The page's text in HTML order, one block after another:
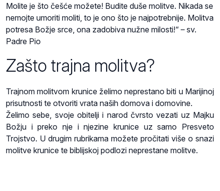
Molite je što češće možete! Budite duše molitve. Nikada se
nemojte umoriti moliti, to je ono što je najpotrebnije. Molitva
potresa Božje srce, ona zadobiva nužne milosti!“ – sv.
Padre Pio
Zašto trajna molitva?
Trajnom molitvom krunice želimo neprestano biti u Marijinoj
prisutnosti te otvoriti vrata naših domova i domovine.
Želimo sebe, svoje obitelji i narod čvrsto vezati uz Majku
Božju i preko nje i njezine krunice uz samo Presveto
Trojstvo. U drugim rubrikama možete pročitati više o snazi
molitve krunice te biblijskoj podlozi neprestane molitve.